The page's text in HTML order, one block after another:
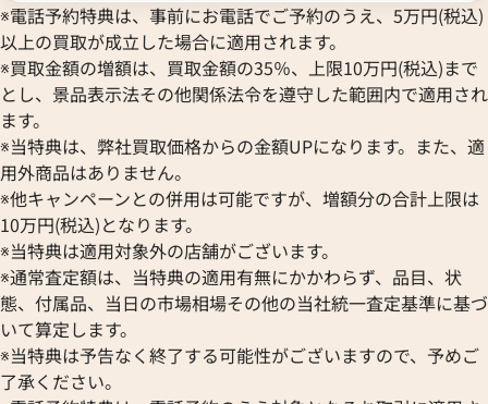
※電話予約特典は、事前にお電話でご予約のうえ、5万円(税込)
以上の買取が成立した場合に適用されます。
※買取金額の増額は、買取金額の35％、上限10万円(税込)まで
とし、景品表示法その他関係法令を遵守した範囲内で適用され
ます。
※当特典は、弊社買取価格からの金額UPになります。また、適
用外商品はありません。
※他キャンペーンとの併用は可能ですが、増額分の合計上限は
10万円(税込)となります。
※当特典は適用対象外の店舗がございます。
※通常査定額は、当特典の適用有無にかかわらず、品目、状
態、付属品、当日の市場相場その他の当社統一査定基準に基づ
いて算定します。
※当特典は予告なく終了する可能性がございますので、予めご
了承ください。